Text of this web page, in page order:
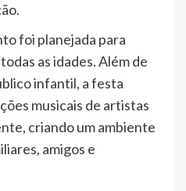
foi planejada para
as idades. Além de
infantil, a festa
musicais de artistas
criando um ambiente
amigos e